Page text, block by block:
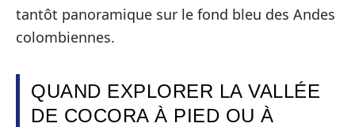
tantôt panoramique sur le fond bleu des Andes
colombiennes.
QUAND EXPLORER LA VALLÉE
DE COCORA À PIED OU À